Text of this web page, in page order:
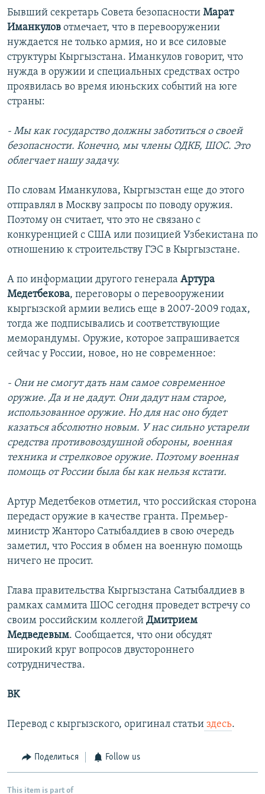
Бывший секретарь Совета безопасности Марат
Иманкулов отмечает, что в перевооружении
нуждается не только армия, но и все силовые
структуры Кыргызстана. Иманкулов говорит, что
нужда в оружии и специальных средствах остро
проявилась во время июньских событий на юге
страны:
- Мы как государство должны заботиться о своей
безопасности. Конечно, мы члены ОДКБ, ШОС. Это
облегчает нашу задачу.
По словам Иманкулова, Кыргызстан еще до этого
отправлял в Москву запросы по поводу оружия.
Поэтому он считает, что это не связано с
конкуренцией с США или позицией Узбекистана по
отношению к строительству ГЭС в Кыргызстане.
А по информации другого генерала Артура
Медетбекова, переговоры о перевооружении
кыргызской армии велись еще в 2007-2009 годах,
тогда же подписывались и соответствующие
меморандумы. Оружие, которое запрашивается
сейчас у России, новое, но не современное:
- Они не смогут дать нам самое современное
оружие. Да и не дадут. Они дадут нам старое,
использованное оружие. Но для нас оно будет
казаться абсолютно новым. У нас сильно устарели
средства противовоздушной обороны, военная
техника и стрелковое оружие. Поэтому военная
помощь от России была бы как нельзя кстати.
Артур Медетбеков отметил, что российская сторона
передаст оружие в качестве гранта. Премьер-
министр Жанторо Сатыбалдиев в свою очередь
заметил, что Россия в обмен на военную помощь
ничего не просит.
Глава правительства Кыргызстана Сатыбалдиев в
рамках саммита ШОС сегодня проведет встречу со
своим российским коллегой Дмитрием
Медведевым. Сообщается, что они обсудят
широкий круг вопросов двустороннего
сотрудничества.
BK
Перевод с кыргызского, оригинал статьи здесь.
Поделиться Follow us
This item is part of